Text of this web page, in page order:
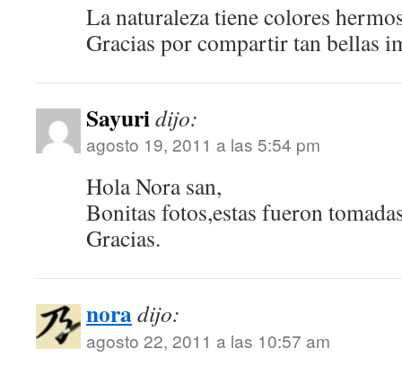
La naturaleza tiene colores
Gracias por compartir tan bellas
Sayuridijo:
agosto 19, 2011 a las 5:54 pm
Hola Nora san,
Bonitas fotos,estas fueron
Gracias.
noradijo:
agosto 22, 2011 a las 10:57 am